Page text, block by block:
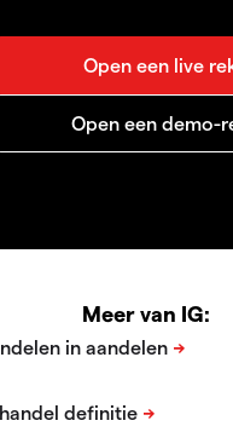
Meer van IG: